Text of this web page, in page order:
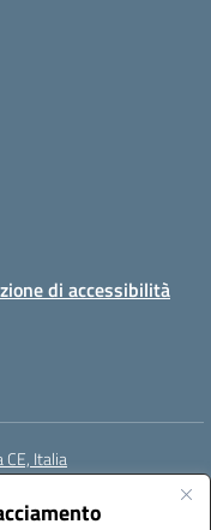
di accessibilità
Italia